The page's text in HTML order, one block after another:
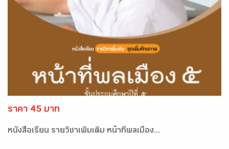
ราคา 45 บาท
หนังสือเรียน รายวิชาเพิ่มเติม หน้าที่พลเมือง...